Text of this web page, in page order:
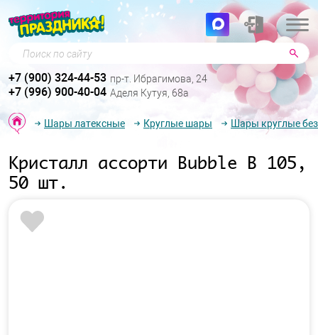
Поиск по сайту
+7 (900) 324-44-53 пр-т. Ибрагимова, 24
+7 (996) 900-40-04 Аделя Кутуя, 68а
Шары латексные Круглые шары Шары круглые
Кристалл ассорти Bubble B 105,
50 шт.